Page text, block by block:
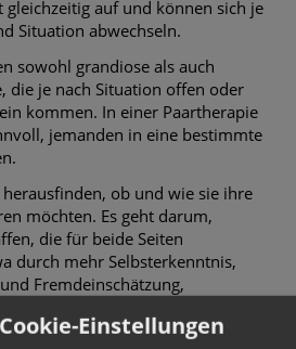
gleichzeitig auf und können sich je
Situation abwechseln.
sowohl grandiose als auch
die je nach Situation offen oder
kommen. In einer Paartherapie
jemanden in eine bestimmte
ob und wie sie ihre
möchten. Es geht darum,
die für beide Seiten
durch mehr Selbsterkenntnis,
Fremdeinschätzung,
Einstellungen